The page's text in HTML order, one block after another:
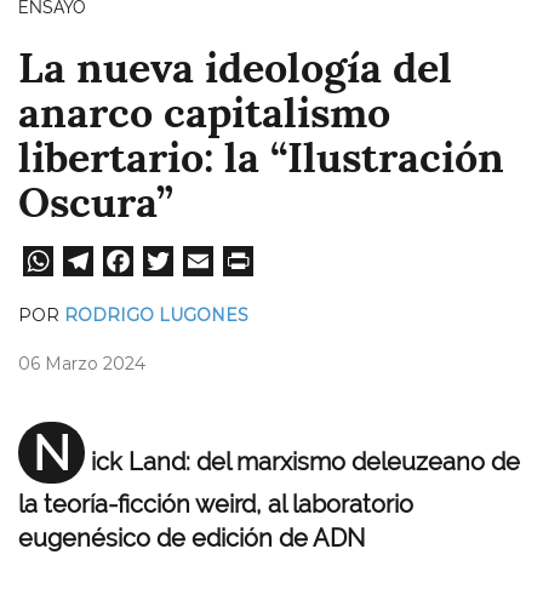
ENSAYO
La nueva ideología del
anarco capitalismo
libertario: la “Ilustración
Oscura”
W
A
pp
Te
a
Fa
ok
POR RODRIGO LUGONES
06 Marzo 2024
N
ick Land: del marxismo deleuzeano de
la teoría-ficción weird, al laboratorio
eugenésico de edición de ADN